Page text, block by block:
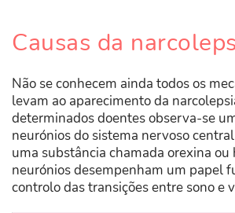
Causas da
Não se conhecem ainda todos os
levam ao aparecimento da
determinados doentes observa-se
neurónios do sistema nervoso
uma substância chamada orexina ou
neurónios desempenham um papel
controlo das transições entre sono e